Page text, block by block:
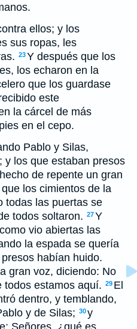
ellos; y los
sus ropas, les
23Y después que los
los echaron en la
que los guardase
este
la cárcel de más
en el cepo.
Pablo y Silas,
; y los que estaban presos
de repente un gran
los cimientos de la
todas las puertas se
todos soltaron. 27Y
vio abiertas las
la espada se quería
habían huido.
gran voz, diciendo: No
todos estamos aquí. 29 El
dentro, y temblando,
y de Silas; 30y
Señores, ¿qué es